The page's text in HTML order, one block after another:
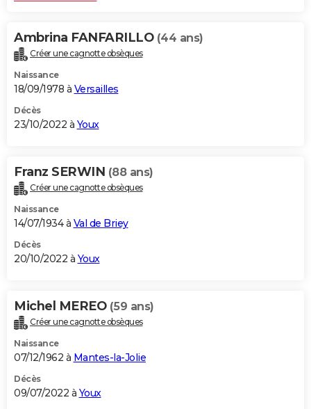
Ambrina FANFARILLO (44 ans)
Créer une cagnotte obsèques
Naissance
18/09/1978 à Versailles
Décès
23/10/2022 à Youx
Franz SERWIN (88 ans)
Créer une cagnotte obsèques
Naissance
14/07/1934 à Val de Briey
Décès
20/10/2022 à Youx
Michel MEREO (59 ans)
Créer une cagnotte obsèques
Naissance
07/12/1962 à Mantes-la-Jolie
Décès
09/07/2022 à Youx